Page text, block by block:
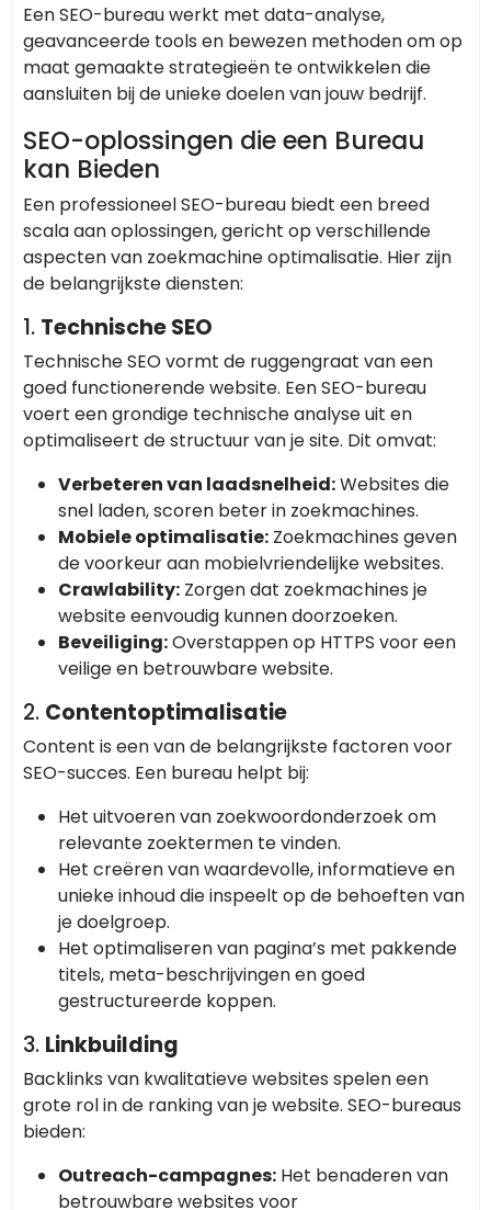
Een SEO-bureau werkt met data-analyse,
geavanceerde tools en bewezen methoden om op
maat gemaakte strategieën te ontwikkelen die
aansluiten bij de unieke doelen van jouw bedrijf.
SEO-oplossingen die een Bureau
kan Bieden
Een professioneel SEO-bureau biedt een breed
scala aan oplossingen, gericht op verschillende
aspecten van zoekmachine optimalisatie. Hier zijn
de belangrijkste diensten:
1. Technische SEO
Technische SEO vormt de ruggengraat van een
goed functionerende website. Een SEO-bureau
voert een grondige technische analyse uit en
optimaliseert de structuur van je site. Dit omvat:
Verbeteren van laadsnelheid:Websites die
snel laden, scoren beter in zoekmachines.
Mobiele optimalisatie: Zoekmachines geven
de voorkeur aan mobielvriendelijke websites.
Crawlability: Zorgen dat zoekmachines je
website eenvoudig kunnen doorzoeken.
Beveiliging:Overstappen op HTTPS voor een
veilige en betrouwbare website.
2. Contentoptimalisatie
Content is een van de belangrijkste factoren voor
SEO-succes. Een bureau helpt bij:
Het uitvoeren van zoekwoordonderzoek om
relevante zoektermen te vinden.
Het creëren van waardevolle, informatieve en
unieke inhoud die inspeelt op de behoeften van
je doelgroep.
Het optimaliseren van pagina’s met pakkende
titels, meta-beschrijvingen en goed
gestructureerde koppen.
3. Linkbuilding
Backlinks van kwalitatieve websites spelen een
grote rol in de ranking van je website. SEO-bureaus
bieden:
Outreach-campagnes: Het benaderen van
betrouwbare websites voor